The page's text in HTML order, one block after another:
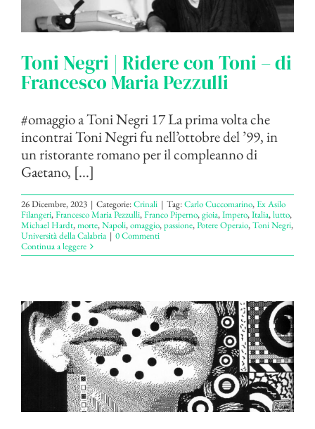
Toni Negri | Ridere con Toni – di
Francesco Maria Pezzulli
#omaggio a Toni Negri 17 La prima volta che
incontrai Toni Negri fu nell’ottobre del ’99, in
un ristorante romano per il compleanno di
Gaetano, [...]
26 Dicembre, 2023 | Categorie:Crinali | Tag:Carlo Cuccomarino,Ex Asilo
Filangeri,Francesco Maria Pezzulli,Franco Piperno,gioia,Impero,Italia,lutto,
Michael Hardt,morte,Napoli,omaggio,passione,Potere Operaio,Toni Negri,
Università della Calabria | 0 Commenti
Continua a leggere